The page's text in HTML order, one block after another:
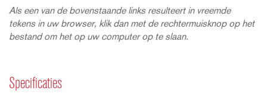
Als een van de bovenstaande links resulteert in vreemde
tekens in uw browser, klik dan met de rechtermuisknop op het
bestand om het op uw computer op te slaan.
Specificaties